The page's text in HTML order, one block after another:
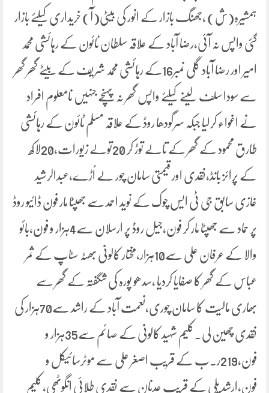
ہمشیرہ(ش) ،جھنگ بازار کے انور کی بیٹی(آ) خریداری کیلئے بازار
گئی واپس نہ آئی،رضا آباد کے علاقہ سلطان ٹائون کے رہائشی محمد
امیر اور رضا آباد گلی نمبر16کے رہائشی محمد شریف کے بیٹے گھر گھر
سے سودا سلف لینے کیلئے واپس گھر نہ پہنچے جنہیں نامعلوم افراد
نے اغواء کرلیا جبکہ سرگودھا روڈ کے علاقہ مسلم ٹائون کے رہائشی
طارق محمود کے گھر کے تالے توڑ کر 20تولے زیورات،20لاکھ
کے پرائز بانڈ،نقدی اور قیمتی سامان چور لے اُڑے،عبدالرشید
غازی سابق جی ٹی ایس چوک کے نوید احمد سے جھپٹا مار فون ڈائیو روڈ
پر حماد سے جھپٹا مار کر فون،جیل روڈ پر ارسلان سے4ہزار و فون،بائو
والا کے عرفان علی سے10ہزار،مختار کالونی بھٹہ سٹاپ کے ثمر
عباس کے گھر کا صفایا کردیا ،سدھو پورہ کی شگفتہ کے گھر سے
بھاری مالیت کا سامان چوری،نعمت آباد کے راشد سے70ہزار کی
نقدی چھین لی۔کلیم شہید کالونی کے صائم سے35ہزار و
فون،219ر۔ب کے قریب اصغر علی سے موٹرسائیکل و
فون،ارشد پلی کے قریب عدنان سے نقدی طلائی انگوٹھی،کلیم